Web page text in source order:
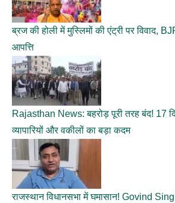
ब्रज की होली में मुस्लिमों की एंट्री पर विवाद,
आपत्ति
Rajasthan News: बहरोड़ पूरी तरह बंद! 17
व्यापारियों और वकीलों का बड़ा कदम
राजस्थान विधानसभा में घमासान! Govind